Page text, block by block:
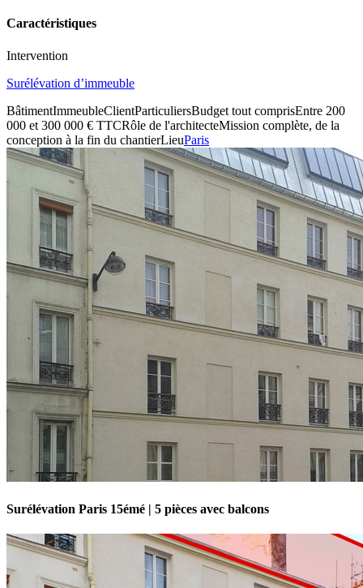
Caractéristiques
Intervention
Surélévation d’immeuble
BâtimentImmeubleClientParticuliersBudget tout comprisEntre 200
000 et 300 000 € TTCRôle de l'architecteMission complète, de la
conception à la fin du chantierLieuParis
Surélévation Paris 15émé | 5 pièces avec balcons